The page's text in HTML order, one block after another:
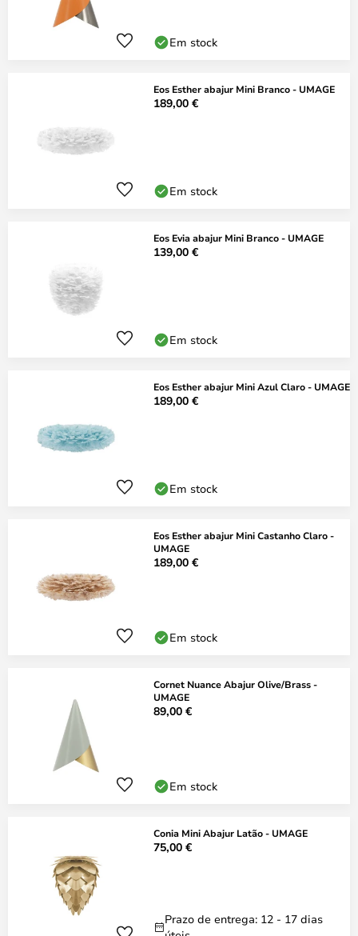
Em stock
Eos Esther abajur Mini Branco - UMAGE
189,00 €
Em stock
Eos Evia abajur Mini Branco - UMAGE
139,00 €
Em stock
Eos Esther abajur Mini Azul Claro - UMAGE
189,00 €
Em stock
Eos Esther abajur Mini Castanho Claro -
UMAGE
189,00 €
Em stock
Cornet Nuance Abajur Olive/Brass -
UMAGE
89,00 €
Em stock
Conia Mini Abajur Latão - UMAGE
75,00 €
Prazo de entrega: 12 - 17 dias